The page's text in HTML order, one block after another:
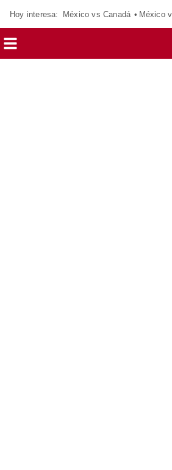
Hoy interesa: México vs Canadá México